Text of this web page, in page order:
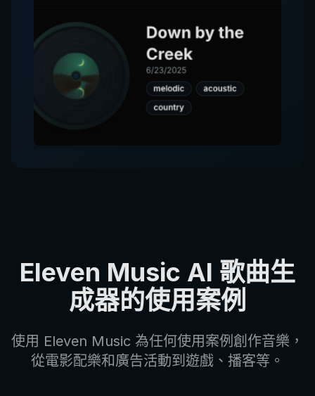
Eleven Music AI 歌曲生
成器的使用案例
使用 Eleven Music 為任何使用案例創作音樂，
從電影配樂和廣告活動到遊戲、播客等。